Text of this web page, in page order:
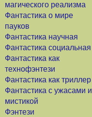
магического реализма
Фантастика о мире
пауков
Фантастика научная
Фантастика социальная
Фантастика как
технофэнтези
Фантастика как триллер
Фантастика с ужасами и
мистикой
Фэнтези